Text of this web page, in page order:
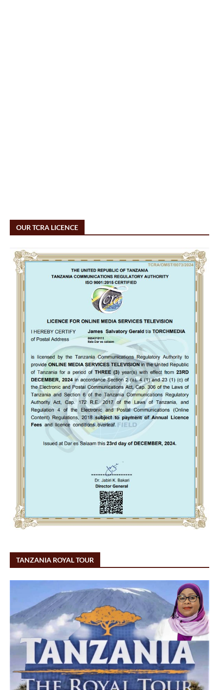
OUR TCRA LICENCE
TANZANIA ROYAL TOUR